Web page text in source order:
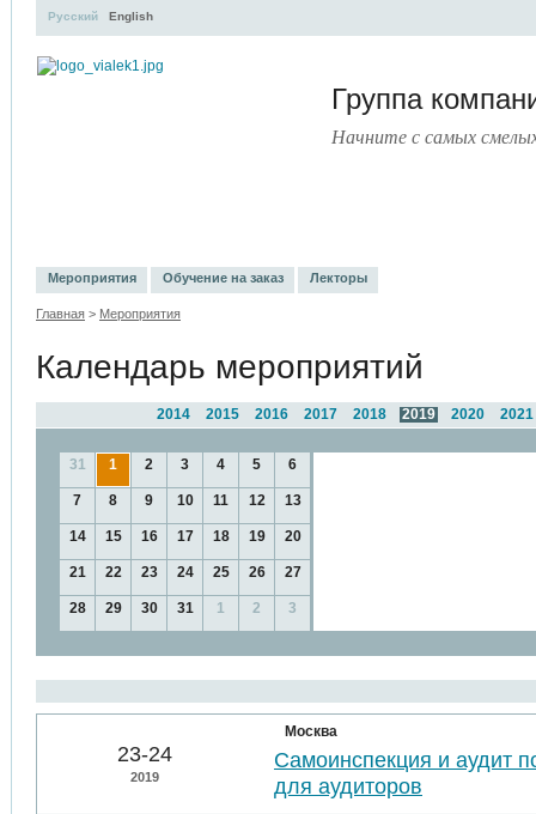
Группа
Начните с самых
Русский English
Мероприятия Обучение на заказ Лекторы
Главная > Мероприятия
Календарь мероприятий
2021
2020
2019
2018
2017
2016
2015
2014
31 1 2 3 4 5 6
7 8 9 10 11 12 13
14 15 16 17 18 19 20
21 22 23 24 25 26 27
28 29 30 31 1 2 3
23-24
2019
Москва
Самоинспекция и аудит
для аудиторов